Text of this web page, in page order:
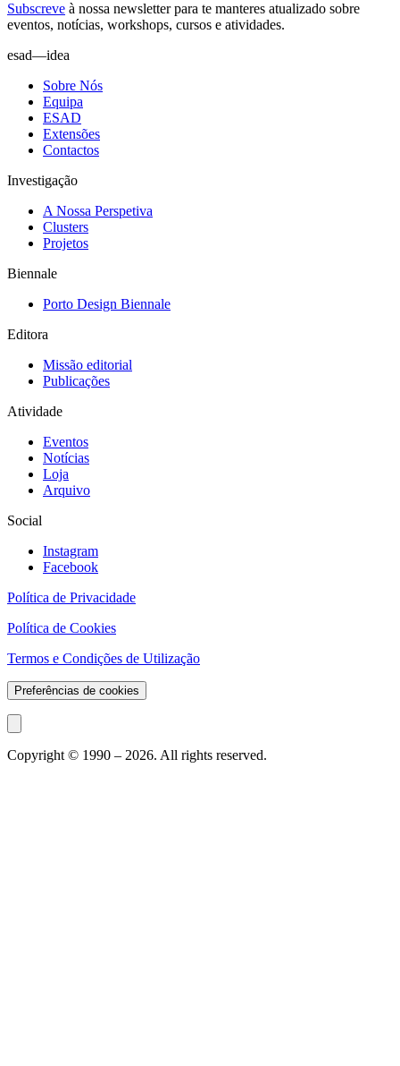
Subscreve à nossa newsletterpara te manteres atualizado sobre
eventos, notícias, workshops, cursos e atividades.
esad—idea
Sobre Nós
Equipa
ESAD
Extensões
Contactos
Investigação
A Nossa Perspetiva
Clusters
Projetos
Biennale
Porto Design Biennale
Editora
Missão editorial
Publicações
Atividade
Eventos
Notícias
Loja
Arquivo
Social
Instagram
Facebook
Política de Privacidade
Política de Cookies
Termos e Condições de Utilização
Preferências de cookies
Copyright © 1990 – 2026. All rights reserved.